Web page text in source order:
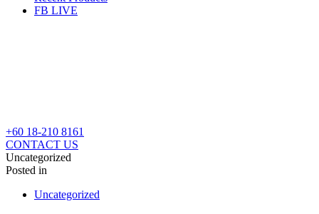
FB LIVE
+60 18-210 8161
CONTACT US
Uncategorized
Posted in
Uncategorized